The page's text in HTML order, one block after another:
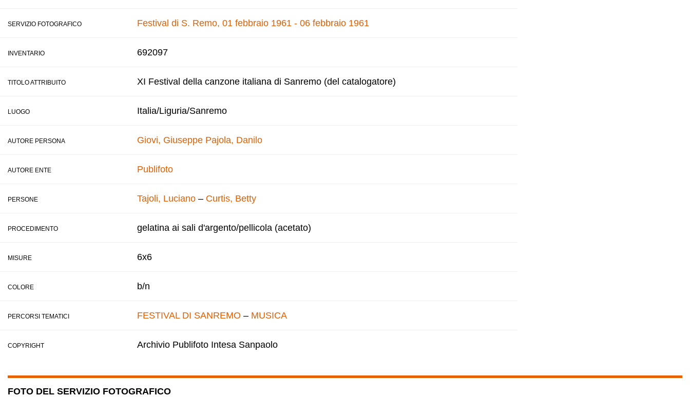
SERVIZIO FOTOGRAFICO Festival di S. Remo, 01 febbraio 1961 - 06 febbraio 1961
INVENTARIO 692097
TITOLO ATTRIBUITO XI Festival della canzone italiana di Sanremo (del catalogatore)
LUOGO Italia/Liguria/Sanremo
AUTORE PERSONA Giovi, Giuseppe Pajola, Danilo
AUTORE ENTE Publifoto
PERSONE Tajoli, Luciano – Curtis, Betty
PROCEDIMENTO gelatina ai sali d'argento/pellicola (acetato)
MISURE 6x6
COLORE b/n
PERCORSI TEMATICI FESTIVAL DI SANREMO – MUSICA
COPYRIGHT Archivio Publifoto Intesa Sanpaolo
FOTO DEL SERVIZIO FOTOGRAFICO